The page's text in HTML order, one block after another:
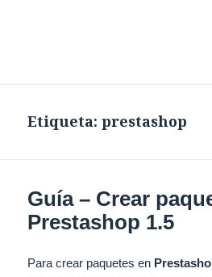
Etiqueta:prestashop
Guía – Crear
Prestashop 1.5
Para crear paquetes en